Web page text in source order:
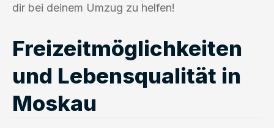
dir bei deinem Umzug zu helfen!
Freizeitmöglichkeiten
und Lebensqualität in
Moskau